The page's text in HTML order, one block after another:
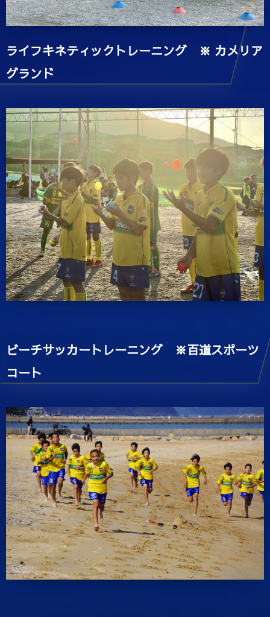
ライフキネティックトレーニング ※ カメリア
グランド
ビーチサッカートレーニング ※百道スポーツ
コート